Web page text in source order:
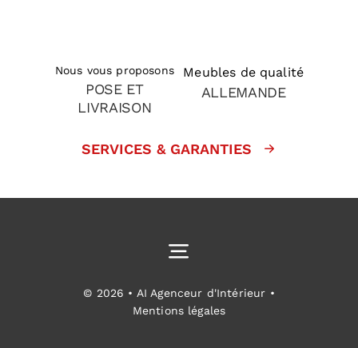
Nous vous proposons
POSE ET
LIVRAISON
Meubles de qualité
ALLEMANDE
SERVICES & GARANTIES
Toggle
Navigation
Cuisines équipées
© 2026 • AI Agenceur d'Intérieur •
Mentions légales